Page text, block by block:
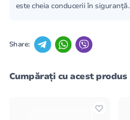
este cheia conducerii în siguranță.
Share:
Cumpărați cu acest produs